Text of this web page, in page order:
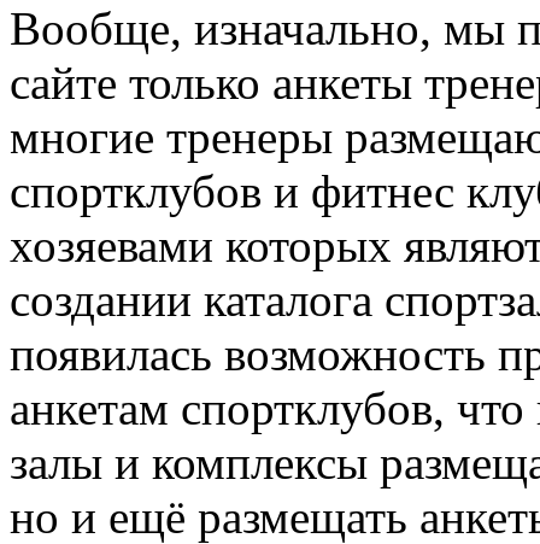
Вообще, изначально, мы
сайте только анкеты
многие тренеры
спортклубов и фитнес
хозяевами которых
создании каталога
появилась возможность
анкетам спортклубов,
залы и комплексы
но и ещё размещать